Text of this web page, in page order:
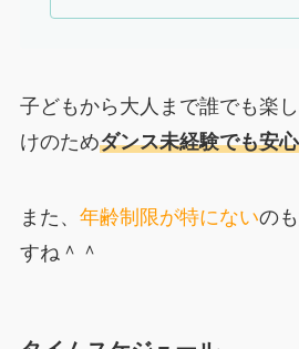
子どもから大人まで誰でも楽
けのためダンス未経験でも安心
また、 年齢制限が特にないの
すね＾＾